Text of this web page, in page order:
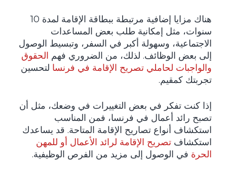
هناك مزايا إضافية مرتبطة ببطاقة الإقامة لمدة 10
سنوات، مثل إمكانية طلب بعض المساعدات
الاجتماعية، وسهولة أكبر في السفر، وتبسيط الوصول
إلى بعض الوظائف. لذلك، من الضروري فهم الحقوق
والواجبات لحاملي تصريح الإقامة في فرنسا لتحسين
تجربتك كمقيم.
إذا كنت تفكر في بعض التغييرات في وضعك، مثل أن
تصبح رائد أعمال في فرنسا، فمن المناسب
استكشاف أنواع تصاريح الإقامة المتاحة. قد يساعدك
استكشاف تصريح الإقامة لرائد الأعمال أو للمهن
الحرة في الوصول إلى مزيد من الفرص الوظيفية.